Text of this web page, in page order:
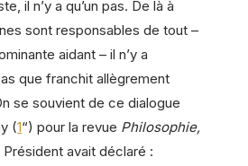
il n’y a qu’un pas. De là à
sont responsables de tout –
aidant – il n’y a
que franchit allègrement
se souvient de ce dialogue
(1“) pour la revue Philosophie,
avait déclaré :